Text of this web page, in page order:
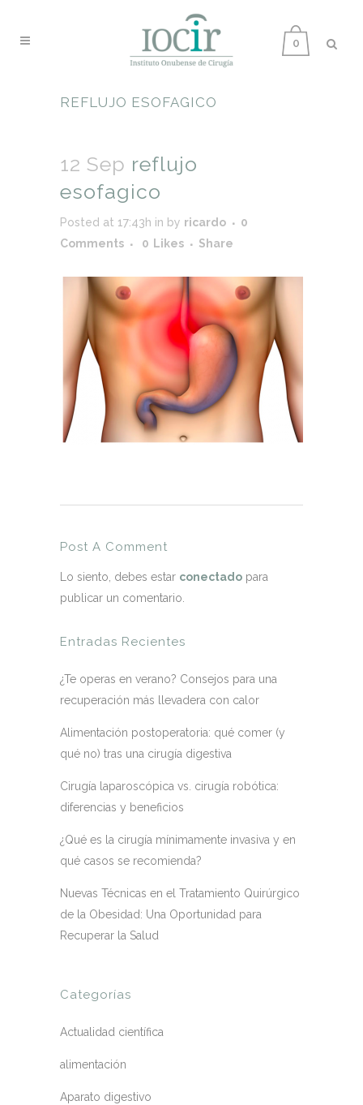
0
REFLUJO ESOFAGICO
12 Sep reflujo
esofagico
Posted at 17:43h in by ricardo
0
Comments
0 Likes Share
Post A Comment
Lo siento, debes estar conectado para
publicar un comentario.
Entradas Recientes
¿Te operas en verano? Consejos para una
recuperación más llevadera con calor
Alimentación postoperatoria: qué comer (y
qué no) tras una cirugía digestiva
Cirugía laparoscópica vs. cirugía robótica:
diferencias y beneficios
¿Qué es la cirugía mínimamente invasiva y en
qué casos se recomienda?
Nuevas Técnicas en el Tratamiento Quirúrgico
de la Obesidad: Una Oportunidad para
Recuperar la Salud
Categorías
Actualidad científica
alimentación
Aparato digestivo